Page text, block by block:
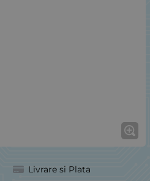
Livrare si Plata